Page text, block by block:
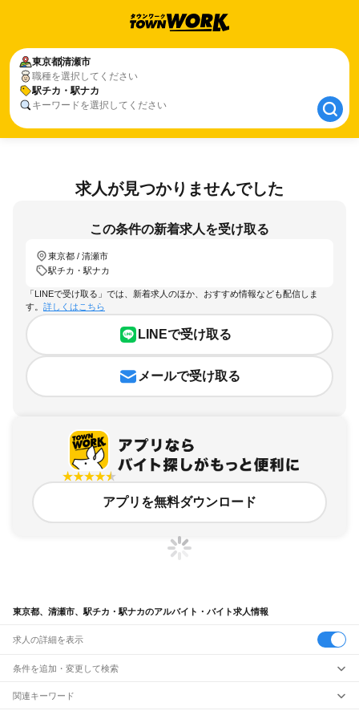
東京都清瀬市
職種を選択してください
駅チカ・駅ナカ
キーワードを選択してください
東京都清瀬市
駅チカ・駅ナカ
求人が見つかりませんでした
この条件の新着求人を受け取る
東京都 / 清瀬市
駅チカ・駅ナカ
「LINEで受け取る」では、新着求人のほか、おすすめ情報なども配信しま
す。 詳しくはこちら
LINEで受け取る
メールで受け取る
アプリを無料ダウンロード
東京都、清瀬市、駅チカ・駅ナカのアルバイト・バイト求人情報
求人の詳細を表示
条件を追加・変更して検索
市区町村を追加・変更
関連キーワード